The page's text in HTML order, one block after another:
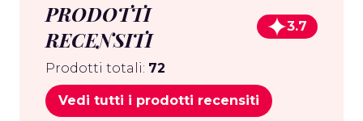
PRODOTTI
RECENSITI
3.7
Prodotti totali: 72
Vedi tutti i prodotti recensiti